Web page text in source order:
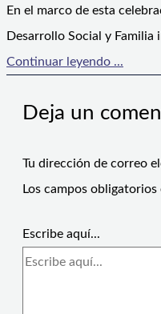
En el marco de esta
Desarrollo Social y
Continuar leyendo ...
Deja un
Tu dirección de correo
Los campos
Escribe aquí...